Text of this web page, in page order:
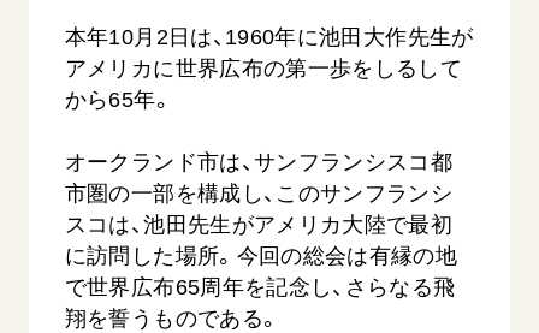
【被爆証言】母子で受け継ぐ「ナガサキの
心」 長崎県 吉岡加…
2026.08.09
SDGs 平和
本年10月2日は、1960年に池田大作先生が
アメリカに世界広布の第一歩をしるして
から65年。
オークランド市は、サンフランシスコ都
市圏の一部を構成し、このサンフランシ
スコは、池田先生がアメリカ大陸で最初
に訪問した場所。今回の総会は有縁の地
で世界広布65周年を記念し、さらなる飛
翔を誓うものである。